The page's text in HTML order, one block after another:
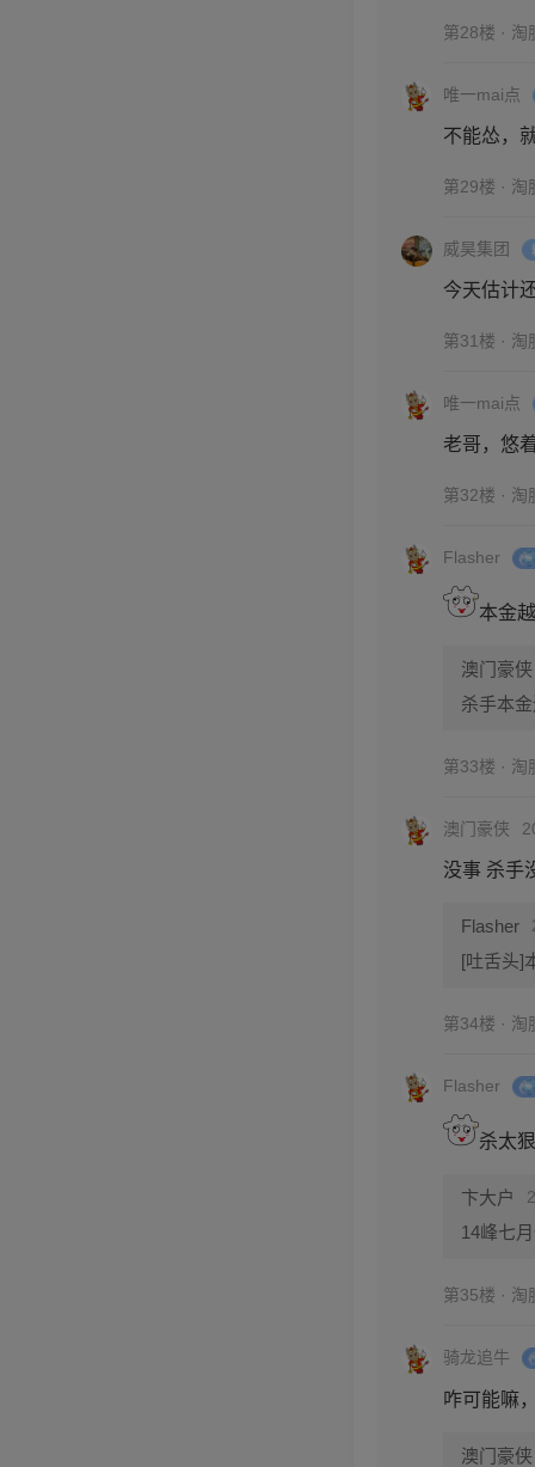
第28楼 · 淘
唯一mai点
不能怂，
第29楼 · 淘
威昊集团
今天估计
第31楼 · 淘
唯一mai点
老哥，悠
第32楼 · 淘
Flasher
本金
澳门豪侠
杀手本
第33楼 · 淘
澳门豪侠
没事 杀手
Flasher
[吐舌头]
第34楼 · 淘
Flasher
杀太
卞大户
14峰七
第35楼 · 淘
骑龙追牛
咋可能嘛
澳门豪侠